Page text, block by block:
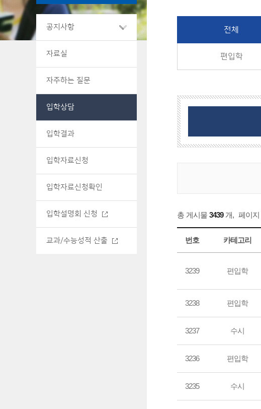
공지사항
자료실
자주하는 질문
입학상담
입학결과
입학자료신청
입학자료신청확인
입학설명회 신청
교과/수능성적 산출
전체
편입학
총 게시물 3439개, 페이지
번호 카테고리
3239 편입학
3238 편입학
3237 수시
3236 편입학
3235 수시